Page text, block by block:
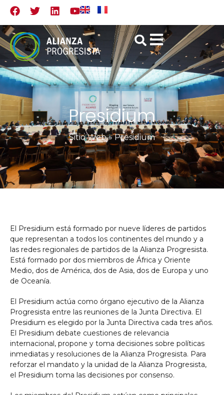
Presidium
Sitio Web»Presidium
El Presidium está formado por nueve líderes de partidos
que representan a todos los continentes del mundo y a
las redes regionales de partidos de la Alianza Progresista.
Está formado por dos miembros de África y Oriente
Medio, dos de América, dos de Asia, dos de Europa y uno
de Oceanía.
El Presidium actúa como órgano ejecutivo de la Alianza
Progresista entre las reuniones de la Junta Directiva. El
Presidium es elegido por la Junta Directiva cada tres años.
El Presidium debate cuestiones de relevancia
internacional, propone y toma decisiones sobre políticas
inmediatas y resoluciones de la Alianza Progresista. Para
reforzar el mandato y la unidad de la Alianza Progresista,
el Presidium toma las decisiones por consenso.